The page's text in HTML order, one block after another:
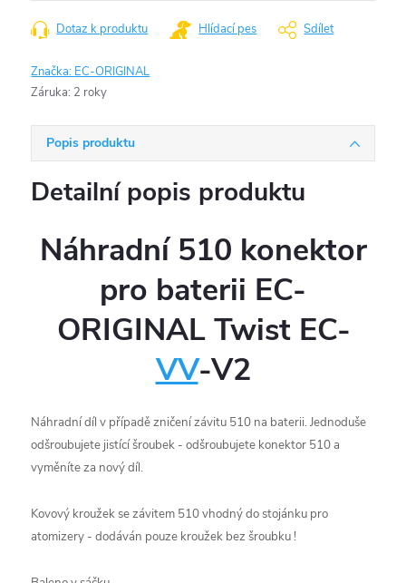
Dotaz k produktu Hlídací pes Sdílet
Značka: EC-ORIGINAL
Záruka: 2 roky
Popis produktu
Detailní popis produktu
Náhradní 510 konektor
pro baterii EC-
ORIGINAL Twist EC-
VV-V2
Náhradní díl v případě zničení závitu 510 na baterii. Jednoduše
odšroubujete jistící šroubek - odšroubujete konektor 510 a
vyměníte za nový díl.
Kovový kroužek se závitem 510 vhodný do stojánku pro
atomizery - dodáván pouze kroužek bez šroubku !